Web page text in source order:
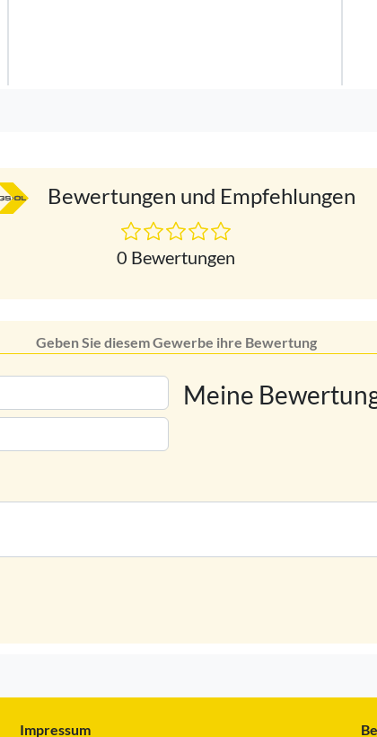
Bewertungen und Empfehlungen
0 Bewertungen
Geben Sie diesem Gewerbe ihre Bewertung
Meine
Impressum